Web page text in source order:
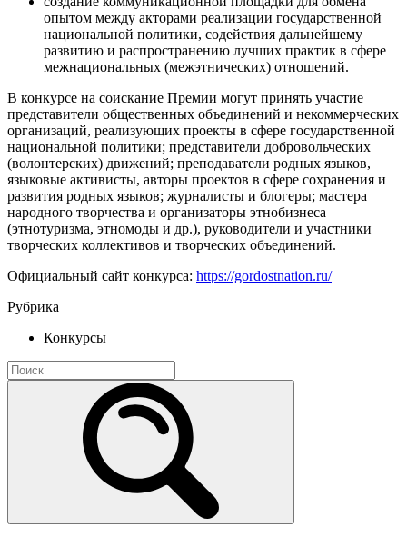
опытом между акторами реализации государственной
национальной политики, содействия дальнейшему
развитию и распространению лучших практик в сфере
межнациональных (межэтнических) отношений.
В конкурсе на соискание Премии могут принять участие
представители общественных объединений и некоммерческих
организаций, реализующих проекты в сфере государственной
национальной политики; представители добровольческих
(волонтерских) движений; преподаватели родных языков,
языковые активисты, авторы проектов в сфере сохранения и
развития родных языков; журналисты и блогеры; мастера
народного творчества и организаторы этнобизнеса
(этнотуризма, этномоды и др.), руководители и участники
творческих коллективов и творческих объединений.
Официальный сайт конкурса: https://gordostnation.ru/
Рубрика
Конкурсы